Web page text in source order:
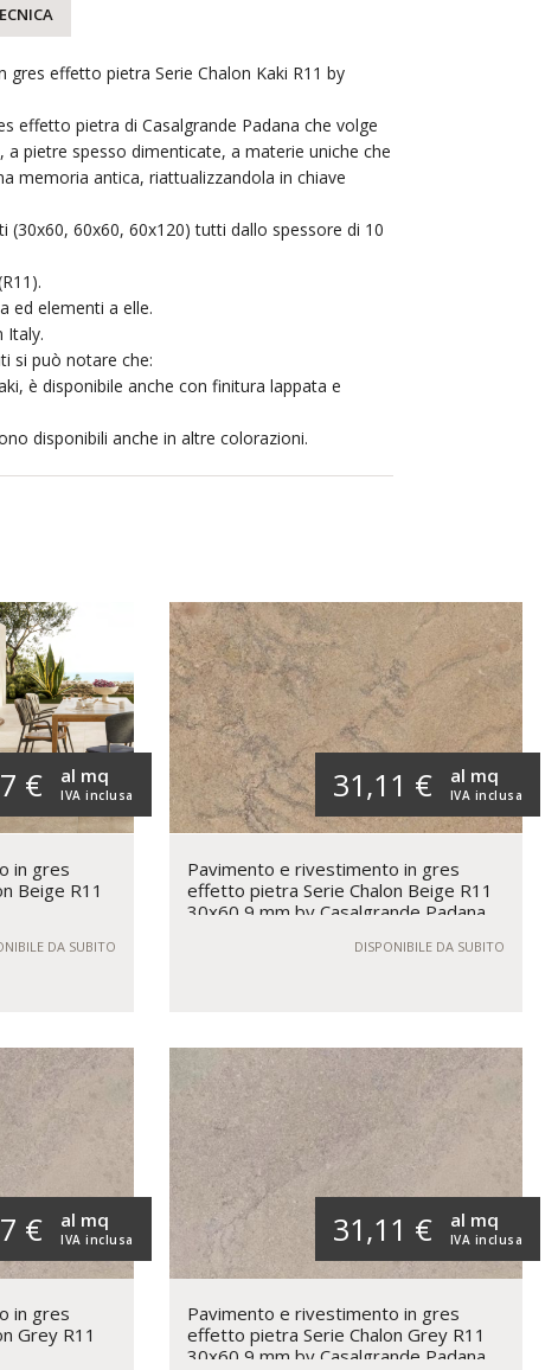
gres effetto pietra Serie Chalon Kaki R11 by
effetto pietra di Casalgrande Padana che volge
pietre spesso dimenticate, a materie uniche che
memoria antica, riattualizzandola in chiave
(30x60, 60x60, 60x120) tutti dallo spessore di 10
ed elementi a elle.
Italy.
si può notare che:
è disponibile anche con finitura lappata e
disponibili anche in altre colorazioni.
€ IVA inclusa
al mq
in gres
Beige R11
DA SUBITO
31,11 € IVA inclusa
al mq
Pavimento e rivestimento in gres
effetto pietra Serie Chalon Beige R11
30x60 9 mm by Casalgrande Padana
DISPONIBILE DA SUBITO
€ IVA inclusa
al mq
in gres
Grey R11
31,11 € IVA inclusa
al mq
Pavimento e rivestimento in gres
effetto pietra Serie Chalon Grey R11
30x60 9 mm by Casalgrande Padana